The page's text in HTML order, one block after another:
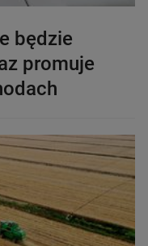
będzie
promuje